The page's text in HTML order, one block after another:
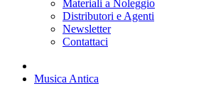
Materiali a Noleggio
Distributori e Agenti
Newsletter
Contattaci
Musica Antica